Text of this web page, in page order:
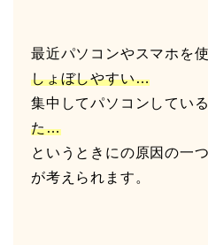
最近パソコンやスマホを
しょぼしやすい…
集中してパソコンしてい
た…
というときにの原因の一
が考えられます。